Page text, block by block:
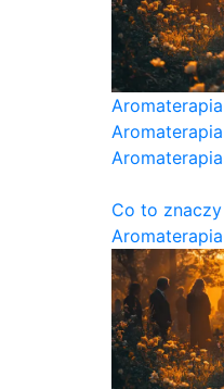
Co to